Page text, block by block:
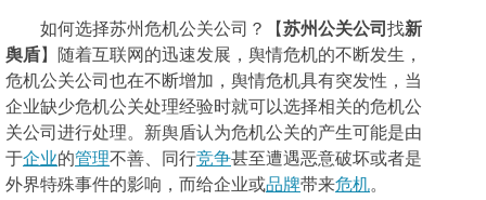
如何选择苏州危机公关公司？ 【苏州公关公司 找新
舆盾】随着互联网的迅速发展，舆情危机的不断发生，
危机公关公司 也在不断增加，舆情危机具有突发性，当
企业缺少危机公关处理经验时就可以选择相关的危机公
关公司进行处理。新舆盾认为危机公关的产生可能是由
于企业的管理不善、同行竞争甚至遭遇恶意破坏或者是
外界特殊事件的影响，而给企业或品牌带来危机。